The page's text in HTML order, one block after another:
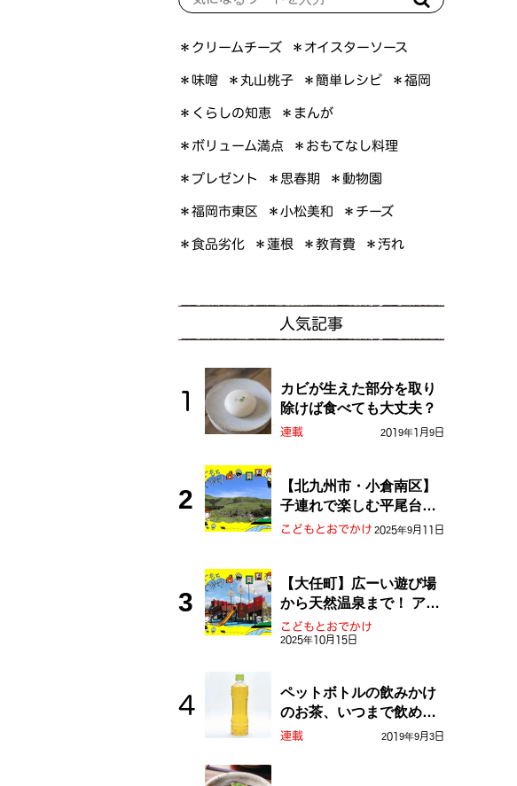
＊クリームチーズ ＊オイスターソース
＊味噌 ＊丸山桃子 ＊簡単レシピ ＊福岡
＊くらしの知恵 ＊まんが
＊ボリューム満点 ＊おもてなし料理
＊プレゼント ＊思春期 ＊動物園
＊福岡市東区 ＊小松美和 ＊チーズ
＊食品劣化 ＊蓮根 ＊教育費 ＊汚れ
人気記事
カビが生えた部分を取り
除けば食べても大丈夫？
連載 2019年1月9日
【北九州市・小倉南区】
子連れで楽しむ平尾台！
ふしぎな草原や千仏鍾乳
こどもとおでかけ 2025年9月11日
【大任町】広ーい遊び場
から天然温泉まで！ アミ
ューズメントな道の駅・
おおとう桜街道
こどもとおでかけ
2025年10月15日
ペットボトルの飲みかけ
のお茶、いつまで飲め
る？
連載 2019年9月3日